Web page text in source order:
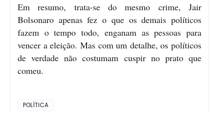
Em resumo, trata-se do mesmo crime, Jair
Bolsonaro apenas fez o que os demais políticos
fazem o tempo todo, enganam as pessoas para
vencer a eleição. Mas com um detalhe, os políticos
de verdade não costumam cuspir no prato que
comeu.
POLÍTICA